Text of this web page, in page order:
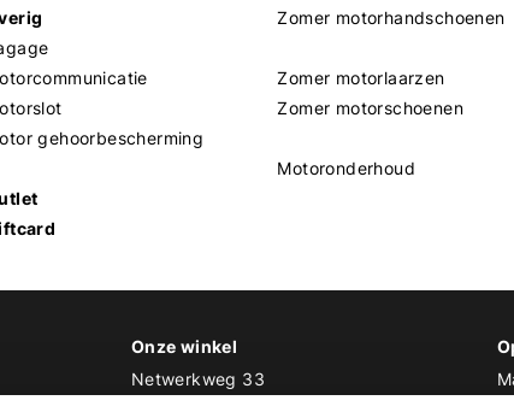
gehoorbescherming
Zomer motorhandschoenen
Zomer motorlaarzen
Zomer motorschoenen
Motoronderhoud
Onze winkel
Netwerkweg 33